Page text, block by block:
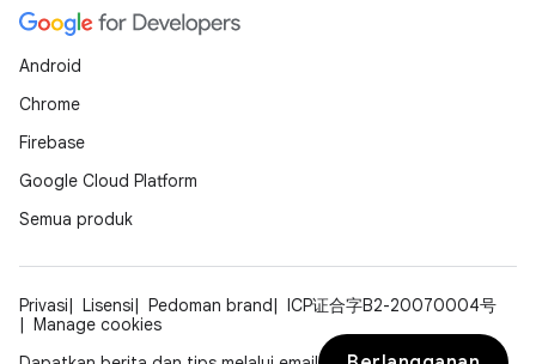
Android
Chrome
Firebase
Google Cloud Platform
Semua produk
Privasi Lisensi Pedoman brand
ICP证合字B2-20070004号
Manage cookies